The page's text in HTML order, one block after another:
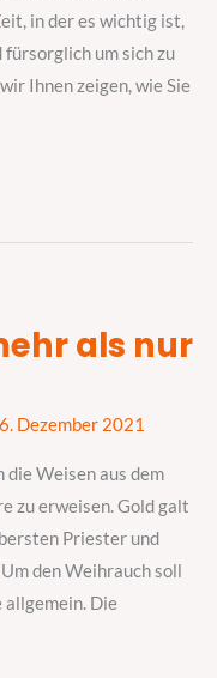
in der es wichtig ist,
um sich zu
Ihnen zeigen, wie Sie
als nur
Dezember 2021
Weisen aus dem
zu erweisen. Gold galt
Priester und
den Weihrauch soll
allgemein. Die